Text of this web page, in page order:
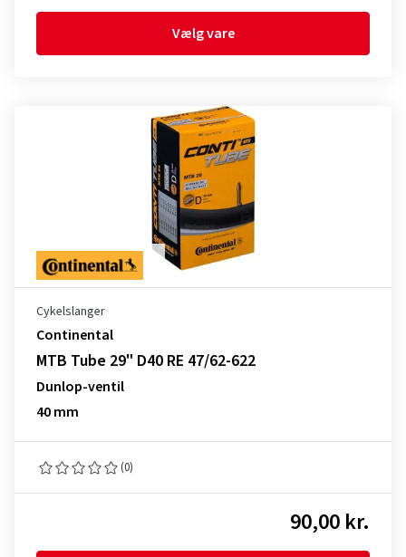
Vælg vare
Cykelslanger
Continental
MTB Tube 29" D40 RE 47/62-622
Dunlop-ventil
40 mm
(0)
90,00 kr.